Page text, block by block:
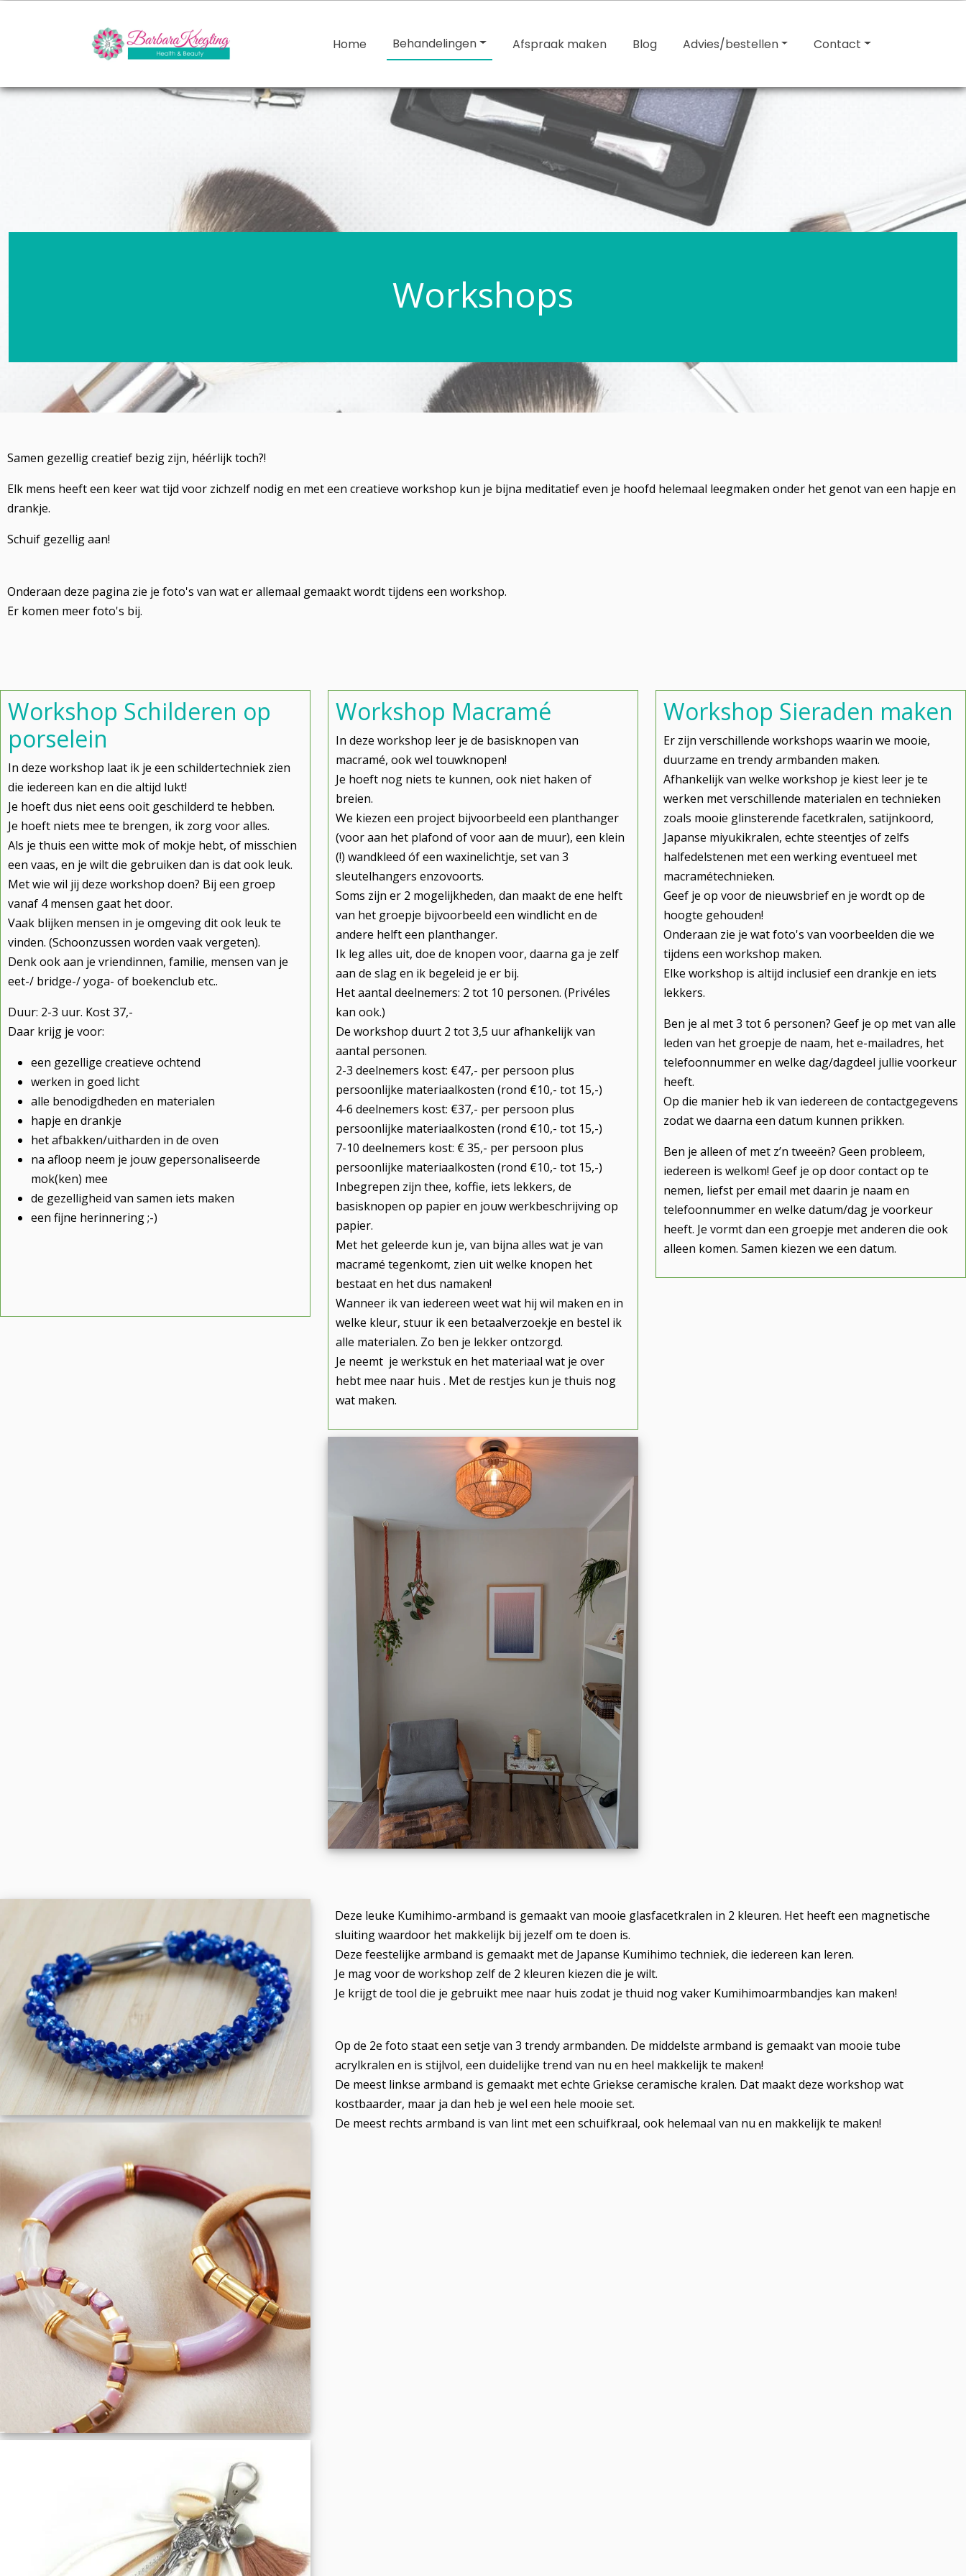
Home Behandelingen Afspraak maken Blog Advies/bestellen Contact
Workshops
Samen gezellig creatief bezig zijn, héérlijk toch?!
Elk mens heeft een keer wat tijd voor zichzelf nodig en met een creatieve workshop kun je bijna meditatief even je hoofd helemaal leegmaken onder het genot van een hapje en
drankje.
Schuif gezellig aan!
Onderaan deze pagina zie je foto's van wat er allemaal gemaakt wordt tijdens een workshop.
Er komen meer foto's bij.
Workshop Schilderen op
porselein
In deze workshop laat ik je een schildertechniek zien
die iedereen kan en die altijd lukt!
Je hoeft dus niet eens ooit geschilderd te hebben.
Je hoeft niets mee te brengen, ik zorg voor alles.
Als je thuis een witte mok of mokje hebt, of misschien
een vaas, en je wilt die gebruiken dan is dat ook leuk.
Met wie wil jij deze workshop doen? Bij een groep
vanaf 4 mensen gaat het door.
Vaak blijken mensen in je omgeving dit ook leuk te
vinden. (Schoonzussen worden vaak vergeten).
Denk ook aan je vriendinnen, familie, mensen van je
eet-/ bridge-/ yoga- of boekenclub etc..
Duur: 2-3 uur. Kost 37,-
Daar krijg je voor:
een gezellige creatieve ochtend
werken in goed licht
alle benodigdheden en materialen
hapje en drankje
het afbakken/uitharden in de oven
na afloop neem je jouw gepersonaliseerde
mok(ken) mee
de gezelligheid van samen iets maken
een fijne herinnering ;-)
Workshop Macramé
In deze workshop leer je de basisknopen van
macramé, ook wel touwknopen!
Je hoeft nog niets te kunnen, ook niet haken of
breien.
We kiezen een project bijvoorbeeld een planthanger
(voor aan het plafond of voor aan de muur), een klein
(!) wandkleed óf een waxinelichtje, set van 3
sleutelhangers enzovoorts.
Soms zijn er 2 mogelijkheden, dan maakt de ene helft
van het groepje bijvoorbeeld een windlicht en de
andere helft een planthanger.
Ik leg alles uit, doe de knopen voor, daarna ga je zelf
aan de slag en ik begeleid je er bij.
Het aantal deelnemers: 2 tot 10 personen. (Privéles
kan ook.)
De workshop duurt 2 tot 3,5 uur afhankelijk van
aantal personen.
2-3 deelnemers kost: €47,- per persoon plus
persoonlijke materiaalkosten (rond €10,- tot 15,-)
4-6 deelnemers kost: €37,- per persoon plus
persoonlijke materiaalkosten (rond €10,- tot 15,-)
7-10 deelnemers kost: € 35,- per persoon plus
persoonlijke materiaalkosten (rond €10,- tot 15,-)
Inbegrepen zijn thee, koffie, iets lekkers, de
basisknopen op papier en jouw werkbeschrijving op
papier.
Met het geleerde kun je, van bijna alles wat je van
macramé tegenkomt, zien uit welke knopen het
bestaat en het dus namaken!
Wanneer ik van iedereen weet wat hij wil maken en in
welke kleur, stuur ik een betaalverzoekje en bestel ik
alle materialen. Zo ben je lekker ontzorgd.
Je neemt je werkstuk en het materiaal wat je over
hebt mee naar huis . Met de restjes kun je thuis nog
wat maken.
Workshop Sieraden maken
Er zijn verschillende workshops waarin we mooie,
duurzame en trendy armbanden maken.
Afhankelijk van welke workshop je kiest leer je te
werken met verschillende materialen en technieken
zoals mooie glinsterende facetkralen, satijnkoord,
Japanse miyukikralen, echte steentjes of zelfs
halfedelstenen met een werking eventueel met
macramétechnieken.
Geef je op voor de nieuwsbrief en je wordt op de
hoogte gehouden!
Onderaan zie je wat foto's van voorbeelden die we
tijdens een workshop maken.
Elke workshop is altijd inclusief een drankje en iets
lekkers.
Ben je al met 3 tot 6 personen? Geef je op met van alle
leden van het groepje de naam, het e-mailadres, het
telefoonnummer en welke dag/dagdeel jullie voorkeur
heeft.
Op die manier heb ik van iedereen de contactgegevens
zodat we daarna een datum kunnen prikken.
Ben je alleen of met z’n tweeën? Geen probleem,
iedereen is welkom! Geef je op door contact op te
nemen, liefst per email met daarin je naam en
telefoonnummer en welke datum/dag je voorkeur
heeft. Je vormt dan een groepje met anderen die ook
alleen komen. Samen kiezen we een datum.
Deze leuke Kumihimo-armband is gemaakt van mooie glasfacetkralen in 2 kleuren. Het heeft een magnetische
sluiting waardoor het makkelijk bij jezelf om te doen is.
Deze feestelijke armband is gemaakt met de Japanse Kumihimo techniek, die iedereen kan leren.
Je mag voor de workshop zelf de 2 kleuren kiezen die je wilt.
Je krijgt de tool die je gebruikt mee naar huis zodat je thuid nog vaker Kumihimoarmbandjes kan maken!
Op de 2e foto staat een setje van 3 trendy armbanden. De middelste armband is gemaakt van mooie tube
acrylkralen en is stijlvol, een duidelijke trend van nu en heel makkelijk te maken!
De meest linkse armband is gemaakt met echte Griekse ceramische kralen. Dat maakt deze workshop wat
kostbaarder, maar ja dan heb je wel een hele mooie set.
De meest rechts armband is van lint met een schuifkraal, ook helemaal van nu en makkelijk te maken!